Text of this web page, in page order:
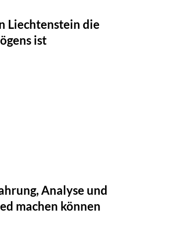
Liechtenstein die
ist
Analyse und
machen können